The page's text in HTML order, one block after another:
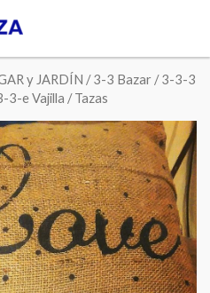
y JARDÍN /3-3 Bazar /3-3-3
3-e Vajilla / Tazas